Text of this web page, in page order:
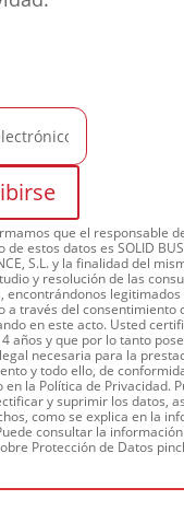
que el responsable
estos datos es SOLID
S.L. y la finalidad del
y resolución de las
encontrándonos legitimados
a través del consentimiento
en este acto. Usted
años y que por lo tanto
necesaria para la
y todo ello, de
en la Política de Privacidad.
y suprimir los datos,
como se explica en la
consultar la
Protección de Datos